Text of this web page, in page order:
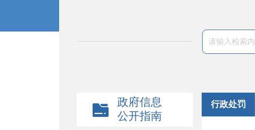
政府信息
公开指南
行政处罚